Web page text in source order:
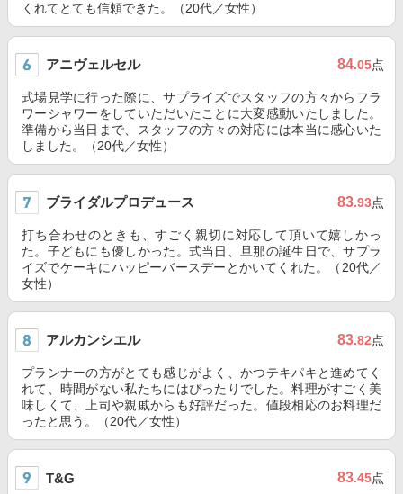
くれてとても信頼できた。（20代／女性）
アニヴェルセル 84.05点
式場見学に行った際に、サプライズでスタッフの方々からフラ
ワーシャワーをしていただいたことに大変感動いたしました。
準備から当日まで、スタッフの方々の対応には本当に感心いた
しました。（20代／女性）
ブライダルプロデュース 83.93点
打ち合わせのときも、すごく親切に対応して頂いて嬉しかっ
た。子どもにも優しかった。式当日、旦那の誕生日で、サプラ
イズでケーキにハッピーバースデーとかいてくれた。（20代／
女性）
アルカンシエル 83.82点
プランナーの方がとても感じがよく、かつテキパキと進めてく
れて、時間がない私たちにはぴったりでした。料理がすごく美
味しくて、上司や親戚からも好評だった。値段相応のお料理だ
ったと思う。（20代／女性）
T&G 83.45点